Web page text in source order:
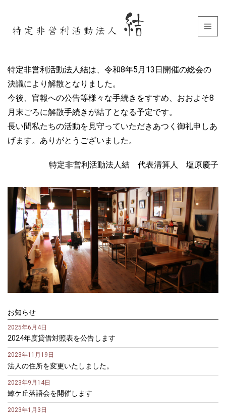
特定非営利活動法人結は、令和8年5月13日開催の総会の
決議により解散となりました。
今後、官報への公告等様々な手続きをすすめ、おおよそ8
月末ごろに解散手続きが結了となる予定です。
長い間私たちの活動を見守っていただきあつく御礼申しあ
げます。ありがとうございました。
特定非営利活動法人結 代表清算人 塩原慶子
お知らせ
2025年6月4日
2024年度貸借対照表を公告します
2023年11月19日
法人の住所を変更いたしました。
2023年9月14日
鯨ケ丘落語会を開催します
2023年1月3日